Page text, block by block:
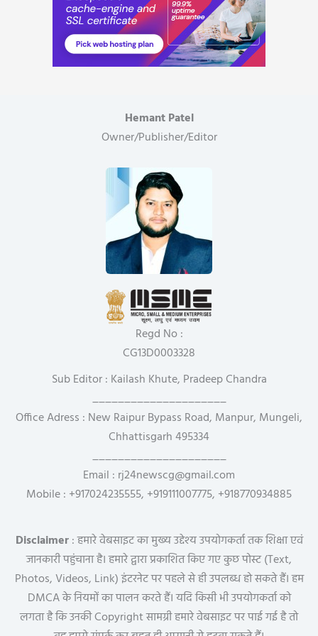
Hemant Patel
Owner/Publisher/Editor
Regd No :
CG13D0003328
Sub Editor : Kailash Khute, Pradeep Chandra
_____________________
Office Adress : New Raipur Bypass Road, Manpur, Mungeli,
Chhattisgarh 495334
_____________________
Email : rj24newscg@gmail.com
Mobile : +917024235555, +919111007775, +918770934885
Disclaimer: हमारे वेबसाइट का मुख्य उद्देश्य उपयोगकर्ता तक शिक्षा एवं
जानकारी पहुंचाना है। हमारे द्वारा प्रकाशित किए गए कुछ पोस्ट (Text,
Photos, Videos, Link) इंटरनेट पर पहले से ही उपलब्ध हो सकते हैं। हम
DMCA के नियमों का पालन करते हैं। यदि किसी भी उपयोगकर्ता को
लगता है कि उनकी Copyright सामग्री हमारे वेबसाइट पर पाई गई है तो